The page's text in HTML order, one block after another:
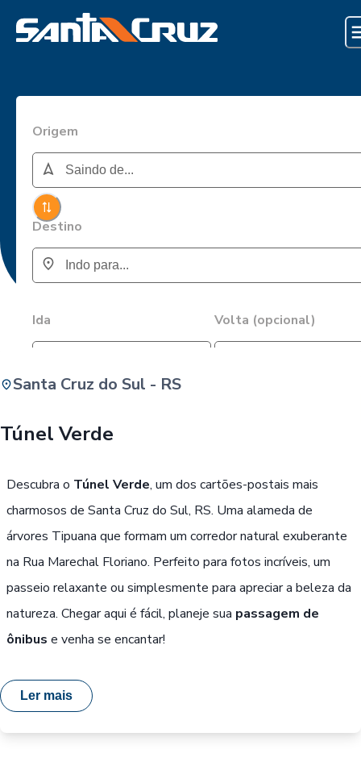
Origem
Destino
Ida Volta (opcional)
Santa Cruz do Sul - RS
Túnel Verde
Descubra o Túnel Verde, um dos cartões-postais mais
charmosos de Santa Cruz do Sul, RS. Uma alameda de
árvores Tipuana que formam um corredor natural exuberante
na Rua Marechal Floriano. Perfeito para fotos incríveis, um
passeio relaxante ou simplesmente para apreciar a beleza da
natureza. Chegar aqui é fácil, planeje sua passagem de
ônibus e venha se encantar!
Ler mais